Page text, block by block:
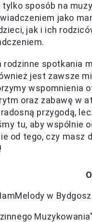
sposób na
jako
jak i ich
rodzinne spotkania
jest zawsze
wspomnienia
oraz zabawę w
przygodą,
tu, aby wspólnie
od tego, czy masz
w
Muzykowania"